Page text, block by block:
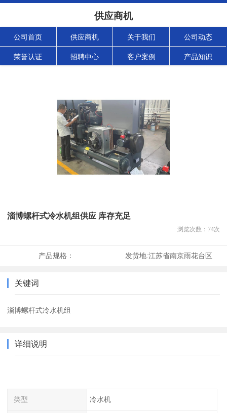
供应商机
公司首页 供应商机 关于我们 公司动态
荣誉认证 招聘中心 客户案例 产品知识
淄博螺杆式冷水机组供应 库存充足
浏览次数： 74次
产品规格： 发货地:江苏省南京雨花台区
关键词
淄博螺杆式冷水机组
详细说明
类型 冷水机